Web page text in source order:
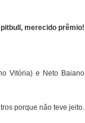
merecido prêmio!
Vitória) e Neto Baiano
porque não teve jeito.